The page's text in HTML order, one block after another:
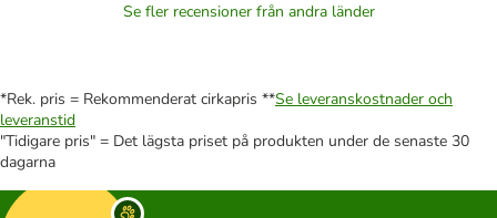
Se fler recensioner från andra länder
*Rek. pris = Rekommenderat cirkapris **Se leveranskostnader och
leveranstid
"Tidigare pris" = Det lägsta priset på produkten under de senaste 30
dagarna